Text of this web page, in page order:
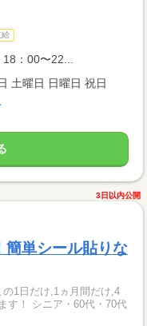
給
：00〜22...
土曜日 日曜日 祝日
3日以内公開
単シール貼りな
・70代